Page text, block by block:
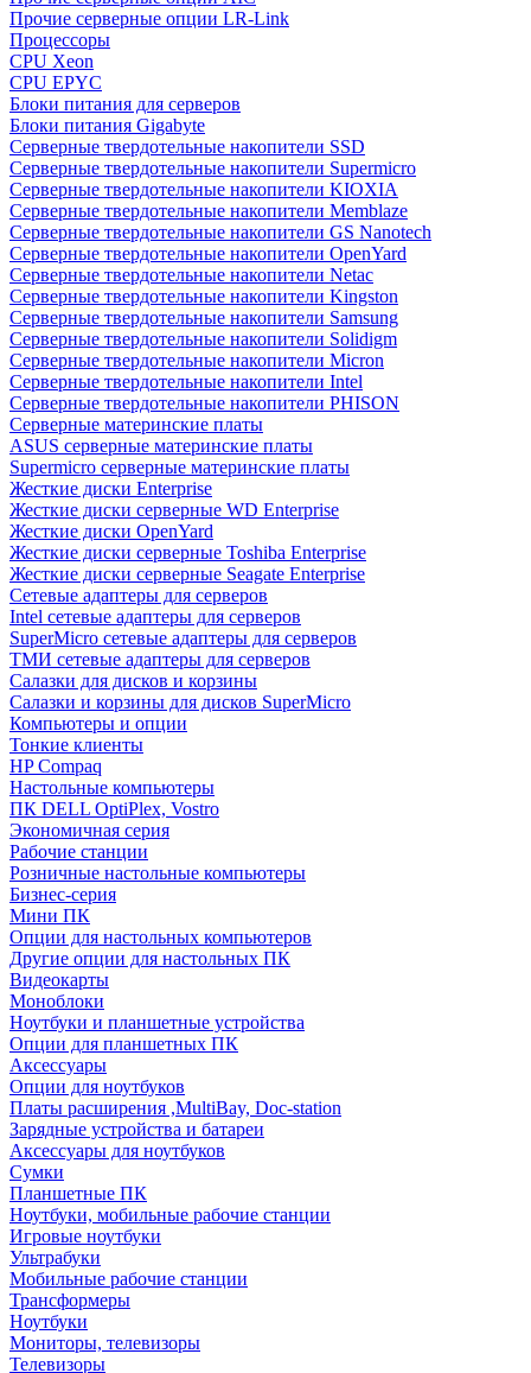
Прочие серверные опции LR-Link
Процессоры
CPU Xeon
CPU EPYC
Блоки питания для серверов
Блоки питания Gigabyte
Серверные твердотельные накопители SSD
Cерверные твердотельные накопители Supermicro
Cерверные твердотельные накопители KIOXIA
Cерверные твердотельные накопители Memblaze
Cерверные твердотельные накопители GS Nanotech
Серверные твердотельные накопители OpenYard
Серверные твердотельные накопители Netac
Cерверные твердотельные накопители Kingston
Cерверные твердотельные накопители Samsung
Cерверные твердотельные накопители Solidigm
Cерверные твердотельные накопители Micron
Cерверные твердотельные накопители Intel
Cерверные твердотельные накопители PHISON
Серверные материнские платы
ASUS серверные материнские платы
Supermicro серверные материнские платы
Жесткие диски Enterprise
Жесткие диски серверные WD Enterprise
Жесткие диски OpenYard
Жесткие диски серверные Toshiba Enterprise
Жесткие диски серверные Seagate Enterprise
Сетевые адаптеры для серверов
Intel сетевые адаптеры для серверов
SuperMicro сетевые адаптеры для серверов
ТМИ сетевые адаптеры для серверов
Салазки для дисков и корзины
Салазки и корзины для дисков SuperMicro
Компьютеры и опции
Тонкие клиенты
HP Compaq
Настольные компьютеры
ПК DELL OptiPlex, Vostro
Экономичная серия
Рабочие станции
Розничные настольные компьютеры
Бизнес-серия
Мини ПК
Опции для настольных компьютеров
Другие опции для настольных ПК
Видеокарты
Моноблоки
Ноутбуки и планшетные устройства
Опции для планшетных ПК
Аксессуары
Опции для ноутбуков
Платы расширения ,MultiBay, Doc-station
Зарядные устройства и батареи
Аксессуары для ноутбуков
Сумки
Планшетные ПК
Ноутбуки, мобильные рабочие станции
Игровые ноутбуки
Ультрабуки
Мобильные рабочие станции
Трансформеры
Ноутбуки
Мониторы, телевизоры
Телевизоры